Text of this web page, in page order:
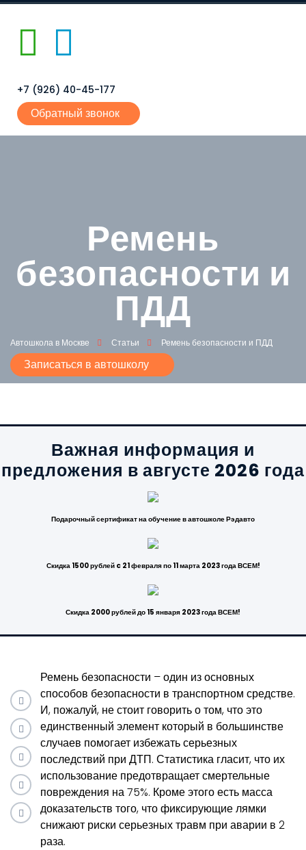
+7 (926) 40-45-177
Обратный звонок
Ремень
безопасности и
ПДД
Автошкола в Москве Статьи Ремень безопасности и ПДД
Записаться в автошколу
Важная информация и
предложения в августе 2026 года
Подарочный сертификат на обучение в автошколе Рэдавто
Скидка 1500 рублей c 21 февраля по 11 марта 2023 года ВСЕМ!
Скидка 2000 рублей до 15 января 2023 года ВСЕМ!
Ремень безопасности – один из основных
способов безопасности в транспортном средстве.
И, пожалуй, не стоит говорить о том, что это
единственный элемент который в большинстве
случаев помогает избежать серьезных
последствий при ДТП. Статистика гласит, что их
использование предотвращает смертельные
повреждения на 75%. Кроме этого есть масса
доказательств того, что фиксирующие лямки
снижают риски серьезных травм при аварии в 2
раза.